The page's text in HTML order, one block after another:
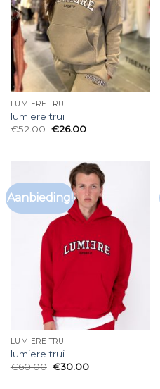
LUMIERE TRUI
lumiere trui
€52.00 €26.00
Aanbieding!
LUMIERE TRUI
lumiere trui
€60.00 €30.00